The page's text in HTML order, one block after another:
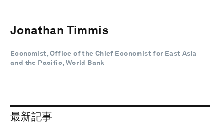
Jonathan Timmis
Economist, Office of the Chief Economist for East Asia
and the Pacific, World Bank
最新記事